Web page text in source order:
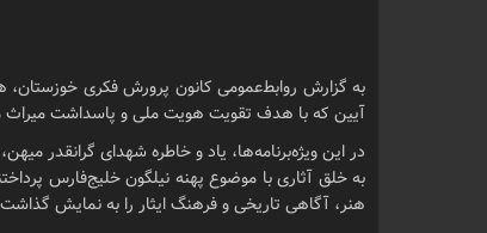
آیین که با هدف تقویت هویت ملی و پاسداشت میراث
در این ویژه‌برنامه‌ها، یاد و خاطره شهدای گرانقدر
به خلق آثاری با موضوع پهنه نیلگون خلیج‌فارس
هنر، آگاهی تاریخی و فرهنگ ایثار را به نمایش